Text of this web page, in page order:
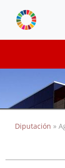
Diputación »